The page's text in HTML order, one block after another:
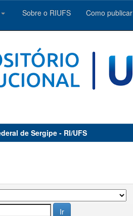
Sobre o RIUFS Como publicar
de Sergipe - RI/UFS